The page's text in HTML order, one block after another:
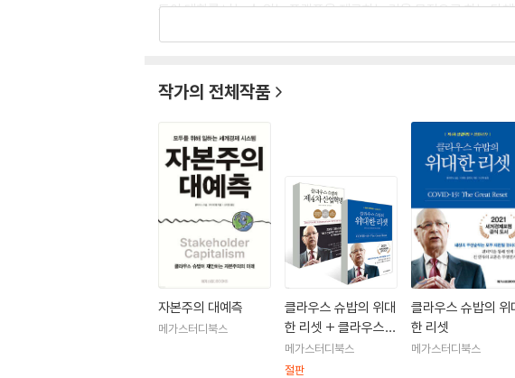
들이 대화를 나눌 수 있는 플랫폼을 제공하는 것을 목적으로 하는 단
다. 2016년 세계경제포럼을 통해 클라우스 슈밥은 ‘4차 산업혁명’
작가의 전체작품
자본주의 대예측
메가스터디북스
클라우스 슈밥의 위대
한 리셋 + 클라우스
슈밥의 제4차 산업혁
명
메가스터디북스
절판
클라우스 슈밥의 위
한 리셋
메가스터디북스